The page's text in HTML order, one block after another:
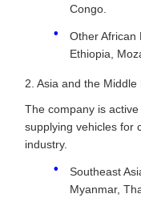
Congo.
Other African
Ethiopia,
2. Asia and the Middle
The company is
supplying vehicles for
industry.
Southeast
Myanmar,